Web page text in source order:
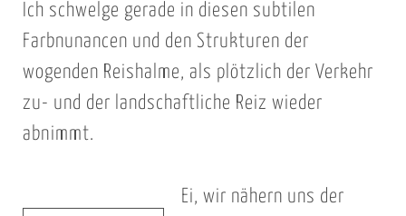
Ich schwelge gerade in diesen subtilen
Farbnunancen und den Strukturen der
wogenden Reishalme, als plötzlich der Verkehr
zu- und der landschaftliche Reiz wieder
abnimmt.
Ei, wir nähern uns der